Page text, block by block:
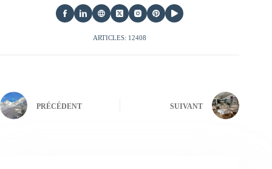
ARTICLES: 12408
PRÉCÉDENT SUIVANT